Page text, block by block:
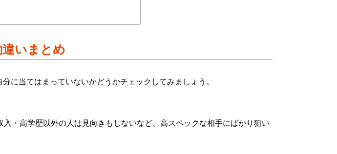
いまとめ
に当てはまっていないかどうかチェックしてみましょう。
・高学歴以外の人は見向きもしないなど、高スペックな相手にばかり狙い